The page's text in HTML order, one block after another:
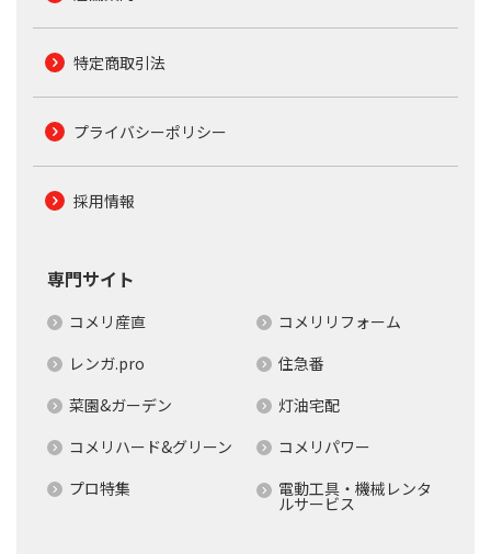
特定商取引法
プライバシーポリシー
採用情報
専門サイト
コメリ産直
コメリリフォーム
レンガ.pro
住急番
菜園&ガーデン
灯油宅配
コメリハード&グリーン
コメリパワー
プロ特集
電動工具・機械レンタ
ルサービス